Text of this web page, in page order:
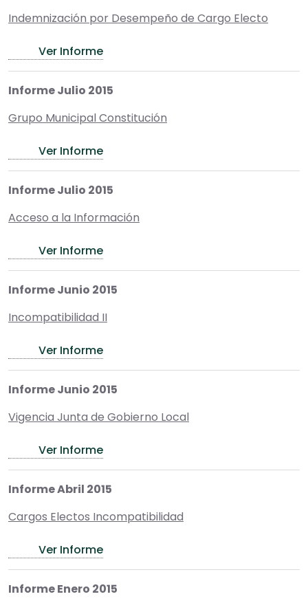
Indemnización por Desempeño de Cargo Electo
Ver Informe
Informe Julio 2015
Grupo Municipal Constitución
Ver Informe
Informe Julio 2015
Acceso a la Información
Ver Informe
Informe Junio 2015
Incompatibilidad II
Ver Informe
Informe Junio 2015
Vigencia Junta de Gobierno Local
Ver Informe
Informe Abril 2015
Cargos Electos Incompatibilidad
Ver Informe
Informe Enero 2015